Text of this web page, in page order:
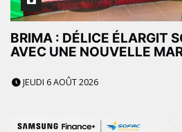
BRIMA : DÉLICE ÉLARGIT
AVEC UNE NOUVELLE
JEUDI 6 AOÛT 2026